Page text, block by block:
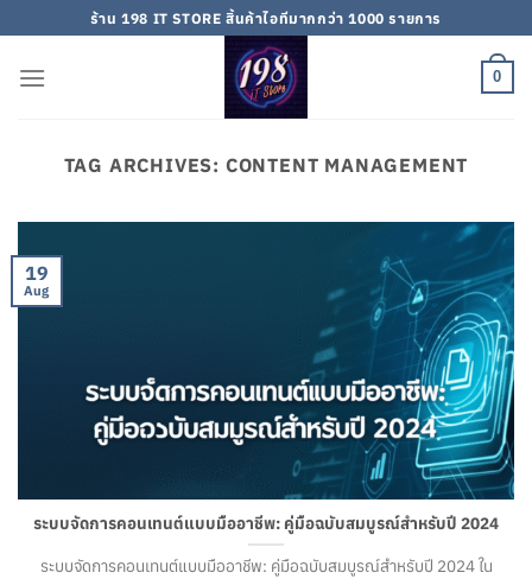
to
content
ร้าน 198 IT STORE สิ้นค้าไอทีมากกว่า 1000 รายการ
0
TAG ARCHIVES: CONTENT MANAGEMENT
ระบบจัดการคอนเทนต์แบบมืออาชีพ: คู่มือฉบับสมบูรณ์สำหรับปี 2024
ระบบจัดการคอนเทนต์แบบมืออาชีพ: คู่มือฉบับสมบูรณ์สำหรับปี 2024 ใน
19
Aug